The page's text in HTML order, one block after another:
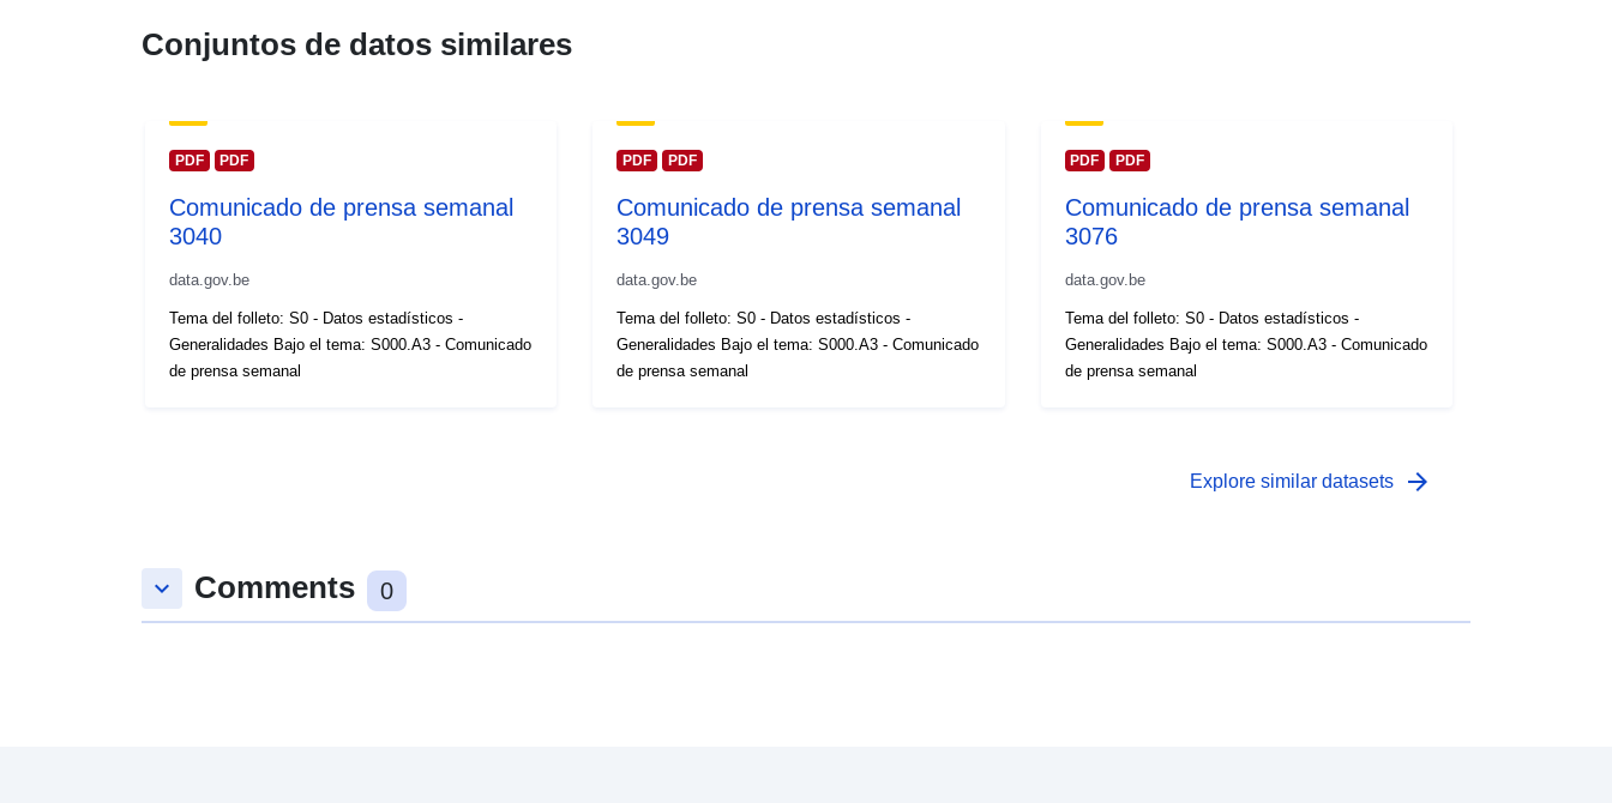
Conjuntos de datos similares
PDF PDF
Comunicado de prensa semanal
3040
data.gov.be
Tema del folleto: S0 - Datos estadísticos -
Generalidades Bajo el tema: S000.A3 - Comunicado
de prensa semanal
PDF PDF
Comunicado de prensa semanal
3049
data.gov.be
Tema del folleto: S0 - Datos estadísticos -
Generalidades Bajo el tema: S000.A3 - Comunicado
de prensa semanal
PDF PDF
Comunicado de prensa semanal
3076
data.gov.be
Tema del folleto: S0 - Datos estadísticos -
Generalidades Bajo el tema: S000.A3 - Comunicado
de prensa semanal
Explore similar datasets arrow_forward
keyboard_arrow_down Comments 0